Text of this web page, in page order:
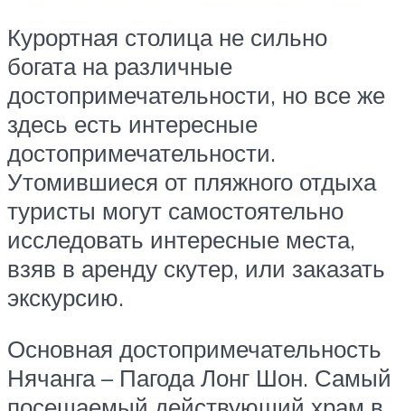
Курортная столица не сильно
богата на различные
достопримечательности, но все же
здесь есть интересные
достопримечательности.
Утомившиеся от пляжного отдыха
туристы могут самостоятельно
исследовать интересные места,
взяв в аренду скутер, или заказать
экскурсию.
Основная достопримечательность
Нячанга – Пагода Лонг Шон. Самый